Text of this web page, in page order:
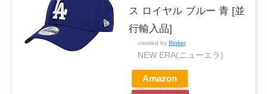
ス ロイヤル ブルー 青 [並
行輸入品]
created by Rinker
NEW ERA(ニューエラ)
Amazon